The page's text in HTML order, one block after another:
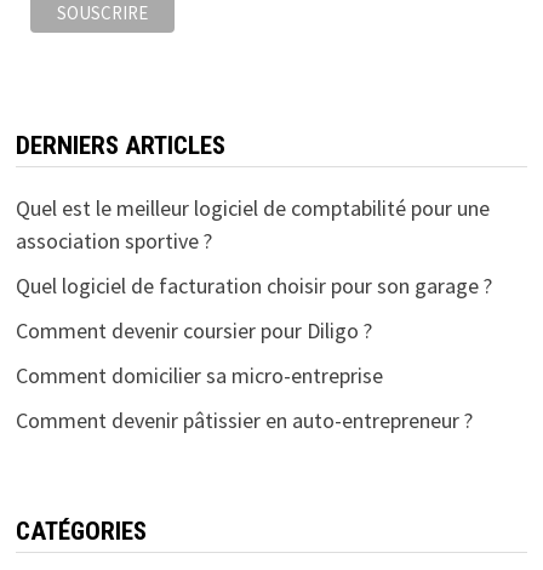
DERNIERS ARTICLES
Quel est le meilleur logiciel de comptabilité pour une
association sportive ?
Quel logiciel de facturation choisir pour son garage ?
Comment devenir coursier pour Diligo ?
Comment domicilier sa micro-entreprise
Comment devenir pâtissier en auto-entrepreneur ?
CATÉGORIES